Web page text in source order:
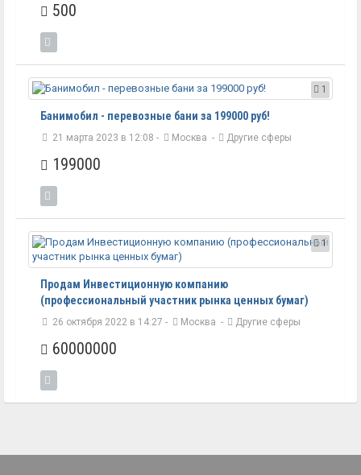
500
1
Банимобил - перевозные бани за 199000 руб!
21 марта 2023 в 12:08 - Москва - Другие сферы
199000
1
Продам Инвестиционную компанию
(профессиональный участник рынка ценных бумаг)
26 октября 2022 в 14:27 - Москва - Другие сферы
60000000